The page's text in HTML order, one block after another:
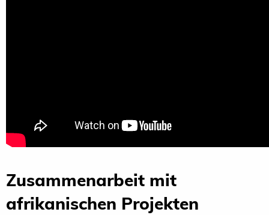
Zusammenarbeit mit
afrikanischen Projekten